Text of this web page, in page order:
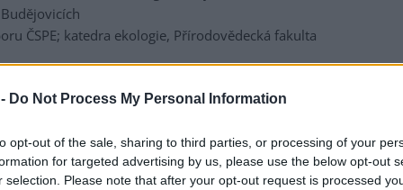
Do Not Process My Personal Information
opt-out of the sale, sharing to third parties, or processing of your
for targeted advertising by us, please use the below opt-out
selection. Please note that after your opt-out request is processed
ČSPE; katedra ekologie, Přírodovědecká fakulta
katedra ekologie, Přírodovědecká fakulta Univerzity
botaniky, Přírodovědecká fakulta Univerzity Karlovy &